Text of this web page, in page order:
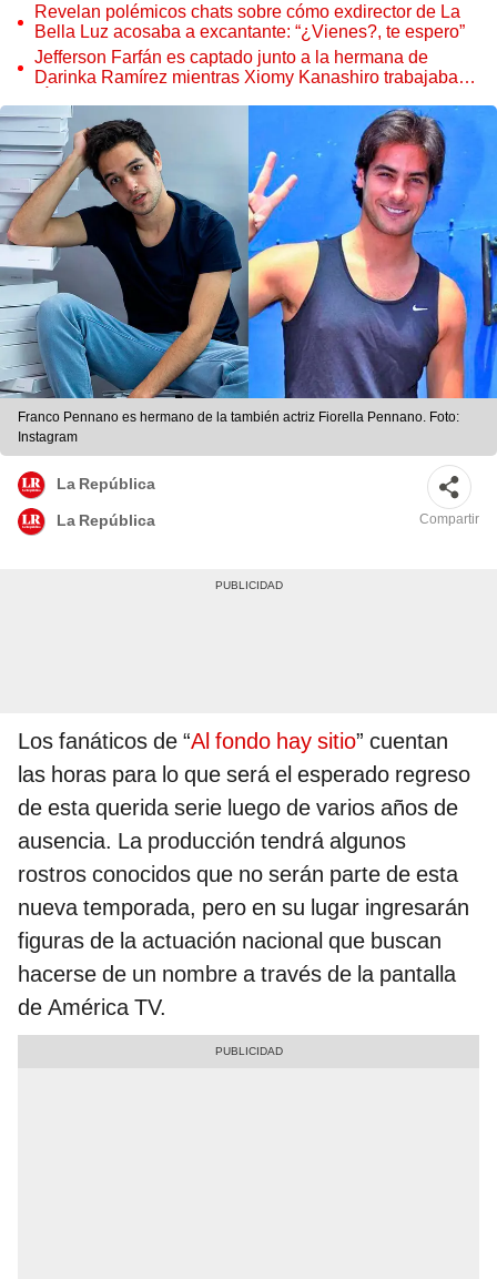
Revelan polémicos chats sobre cómo exdirector de La
Bella Luz acosaba a excantante: “¿Vienes?, te espero”
Jefferson Farfán es captado junto a la hermana de
Darinka Ramírez mientras Xiomy Kanashiro trabajaba:
Franco Pennano es hermano de la también actriz Fiorella Pennano. Foto:
Instagram
La República
La República Compartir
Los fanáticos de “Al fondo hay sitio” cuentan
las horas para lo que será el esperado regreso
de esta querida serie luego de varios años de
ausencia. La producción tendrá algunos
rostros conocidos que no serán parte de esta
nueva temporada, pero en su lugar ingresarán
figuras de la actuación nacional que buscan
hacerse de un nombre a través de la pantalla
de América TV.